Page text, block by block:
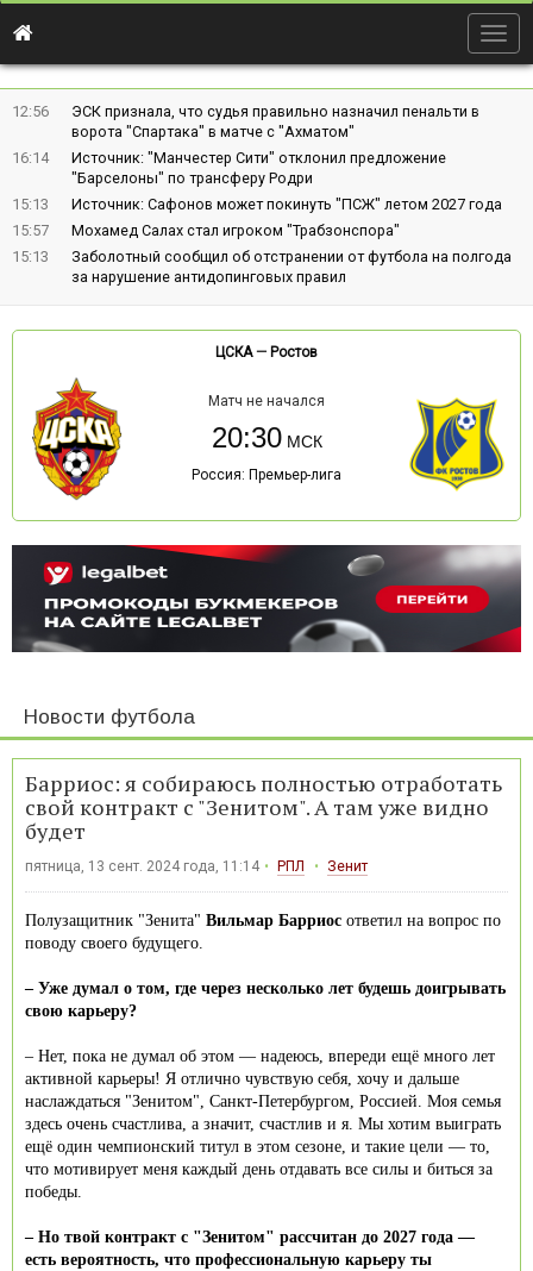
12:56
ЭСК признала, что судья правильно назначил пенальти в
ворота "Спартака" в матче с "Ахматом"
16:14
Источник: "Манчестер Сити" отклонил предложение
"Барселоны" по трансферу Родри
15:13
Источник: Сафонов может покинуть "ПСЖ" летом 2027 года
15:57
Мохамед Салах стал игроком "Трабзонспора"
15:13
Заболотный сообщил об отстранении от футбола на полгода
за нарушение антидопинговых правил
ЦСКА— Ростов
Матч не начался
20:30
Россия: Премьер-лига
Новости футбола
Барриос: я собираюсь полностью отработать
свой контракт с "Зенитом". А там уже видно
будет
пятница, 13 сент. 2024 года, 11:14 РПЛ Зенит
Полузащитник "Зенита" Вильмар Барриос ответил на вопрос по
поводу своего будущего.
– Уже думал о том, где через несколько лет будешь доигрывать
свою карьеру?
– Нет, пока не думал об этом — надеюсь, впереди ещё много лет
активной карьеры! Я отлично чувствую себя, хочу и дальше
наслаждаться "Зенитом", Санкт-Петербургом, Россией. Моя семья
здесь очень счастлива, а значит, счастлив и я. Мы хотим выиграть
ещё один чемпионский титул в этом сезоне, и такие цели — то,
что мотивирует меня каждый день отдавать все силы и биться за
победы.
– Но твой контракт с "Зенитом" рассчитан до 2027 года —
есть вероятность, что профессиональную карьеру ты